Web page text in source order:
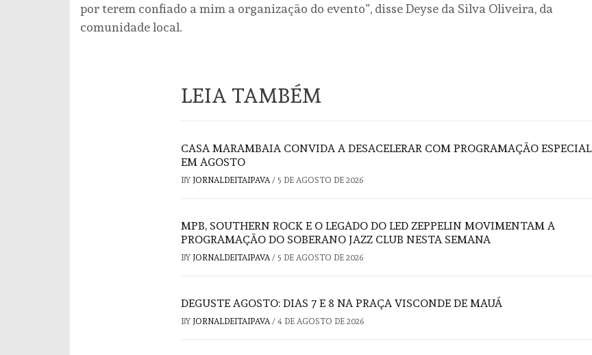
por terem confiado a mim a organização do evento”, disse Deyse da Silva Oliveira, da
comunidade local.
LEIA TAMBÉM
CASA MARAMBAIA CONVIDA A DESACELERAR COM PROGRAMAÇÃO ESPECIAL
EM AGOSTO
BY JORNALDEITAIPAVA / 5 DE AGOSTO DE 2026
MPB, SOUTHERN ROCK E O LEGADO DO LED ZEPPELIN MOVIMENTAM A
PROGRAMAÇÃO DO SOBERANO JAZZ CLUB NESTA SEMANA
BY JORNALDEITAIPAVA / 5 DE AGOSTO DE 2026
DEGUSTE AGOSTO: DIAS 7 E 8 NA PRAÇA VISCONDE DE MAUÁ
BY JORNALDEITAIPAVA / 4 DE AGOSTO DE 2026